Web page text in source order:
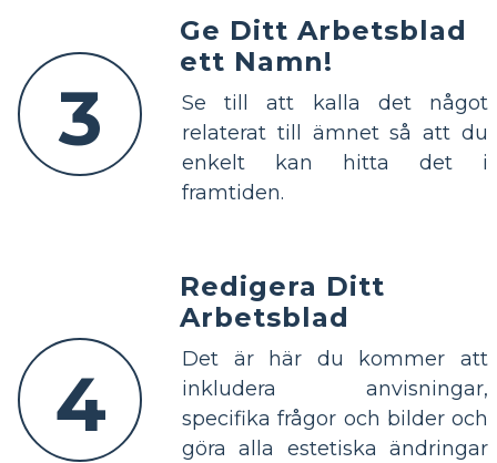
3
Ge Ditt Arbetsblad
ett Namn!
Se till att kalla det något
relaterat till ämnet så att du
enkelt kan hitta det i
framtiden.
4
Redigera Ditt
Arbetsblad
Det är här du kommer att
inkludera anvisningar,
specifika frågor och bilder och
göra alla estetiska ändringar